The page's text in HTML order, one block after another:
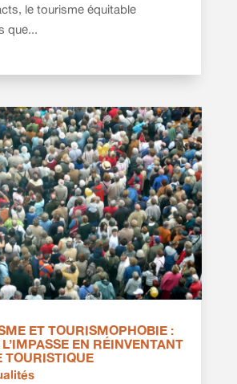
le tourisme équitable
que...
ET TOURISMOPHOBIE :
EN RÉINVENTANT
TOURISTIQUE